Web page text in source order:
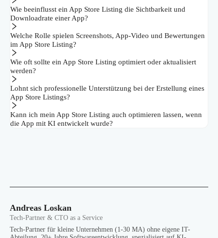
Wie beeinflusst ein App Store Listing die Sichtbarkeit und
Downloadrate einer App?
Welche Rolle spielen Screenshots, App-Video und Bewertungen
im App Store Listing?
Wie oft sollte ein App Store Listing optimiert oder aktualisiert
werden?
Lohnt sich professionelle Unterstützung bei der Erstellung eines
App Store Listings?
Kann ich mein App Store Listing auch optimieren lassen, wenn
die App mit KI entwickelt wurde?
Andreas Loskan
Tech-Partner & CTO as a Service
Tech-Partner für kleine Unternehmen (1-30 MA) ohne eigene IT-